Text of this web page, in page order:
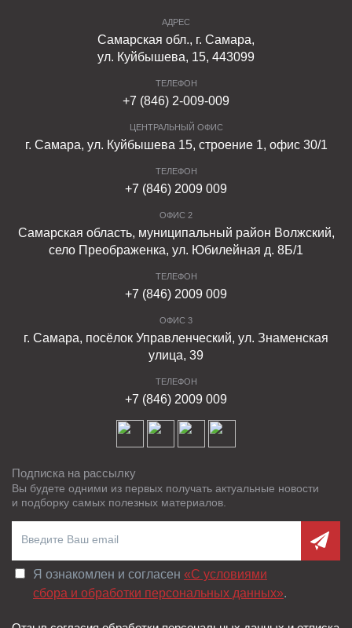
привлекательную лицевую сторону, имитирующую
натуральный колотый материал, что делает их
востребованными для придания местности
эффектного стилевого оформления при небольших
финансовых затратах.
В ассортименте компании блоки представлены
различными вариантами, отличающимися размерами и
купить по доступной цене с доставкой на объект
заказчика в короткие сроки. Вся продукция имеет
АДРЕС
Самарская обл., г. Самара,
ул. Куйбышева, 15, 443099
ТЕЛЕФОН
+7 (846) 2-009-009
ЦЕНТРАЛЬНЫЙ ОФИС
г. Самара, ул. Куйбышева 15, строение 1, офис 30/1
ТЕЛЕФОН
+7 (846) 2009 009
ОФИС 2
Самарская область, муниципальный район Волжский,
село Преображенка, ул. Юбилейная д. 8Б/1
ТЕЛЕФОН
+7 (846) 2009 009
ОФИС 3
г. Самара, посёлок Управленческий, ул. Знаменская
улица, 39
ТЕЛЕФОН
+7 (846) 2009 009
Подписка на рассылку
Вы будете одними из первых получать актуальные новости
и подборку самых полезных материалов.
Я ознакомлен и согласен «C условиями
сбора и обработки персональных данных».